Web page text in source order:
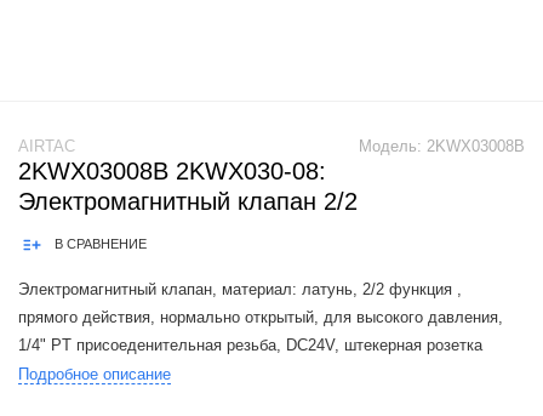
Модель: 2KWX03008B
AIRTAC
2KWX03008B 2KWX030-08:
Электромагнитный клапан 2/2
В СРАВНЕНИЕ
Электромагнитный клапан, материал: латунь, 2/2 функция ,
прямого действия, нормально открытый, для высокого давления,
1/4" PT присоеденительная резьба, DC24V, штекерная розетка
Подробное описание